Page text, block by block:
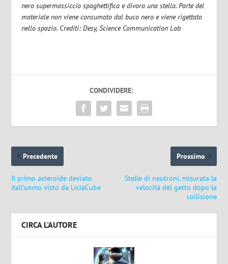
nero supermassiccio spaghettifica e divora una stella. Parte del
materiale non viene consumato dal buco nero e viene rigettato
nello spazio. Crediti: Desy, Science Communication Lab
CONDIVIDERE:
Precedente
Il primo asteroide deviato
dall’uomo visto da LiciaCube
Prossimo
Stelle di neutroni, misurata la
velocità del getto dopo la
collisione
CIRCA L'AUTORE